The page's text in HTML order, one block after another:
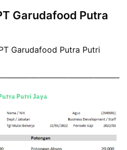
Garudafood Putra
Garudafood Putra Putri